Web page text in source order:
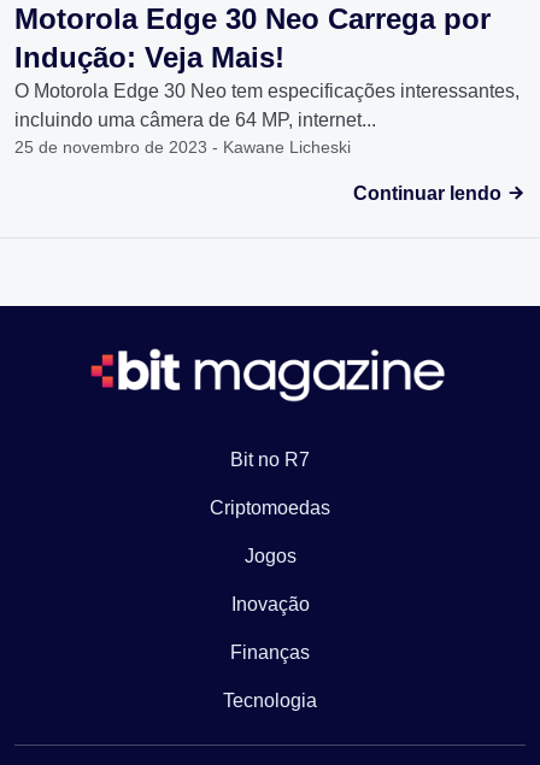
Motorola Edge 30 Neo Carrega por
Indução: Veja Mais!
O Motorola Edge 30 Neo tem especificações interessantes,
incluindo uma câmera de 64 MP, internet...
25 de novembro de 2023 - Kawane Licheski
Continuar lendo
Bit no R7
Criptomoedas
Jogos
Inovação
Finanças
Tecnologia